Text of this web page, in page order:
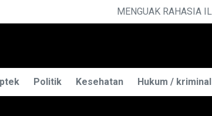
Politik Kesehatan Hukum / kriminal